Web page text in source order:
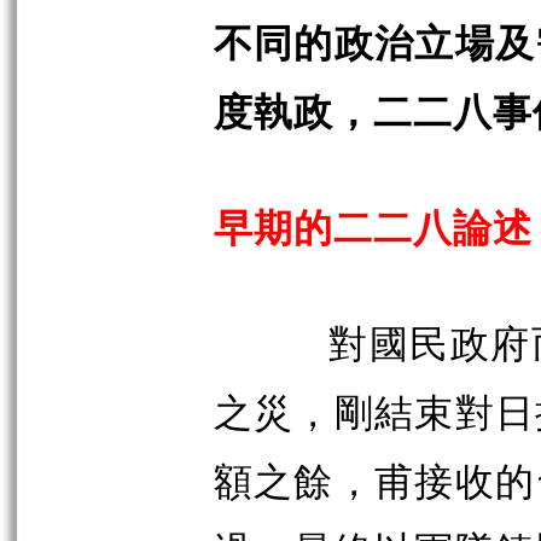
不同的政治立場
度執政，二二八
早期的二二八論述
對國民政
之災，剛結束對
額之餘，甫接收